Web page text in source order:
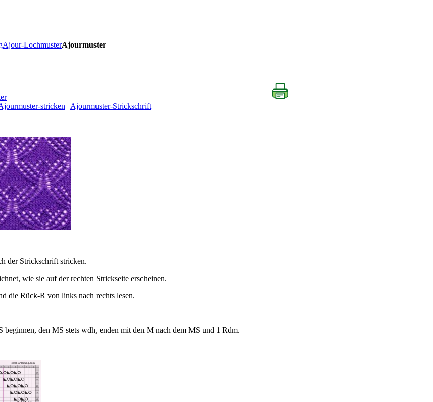
Ajour-LochmusterAjourmuster
stricken | Ajourmuster-Strickschrift
der Strickschrift stricken.
wie sie auf der rechten Strickseite erscheinen.
die Rück-R von links nach rechts lesen.
den MS stets wdh, enden mit den M nach dem MS und 1 Rdm.